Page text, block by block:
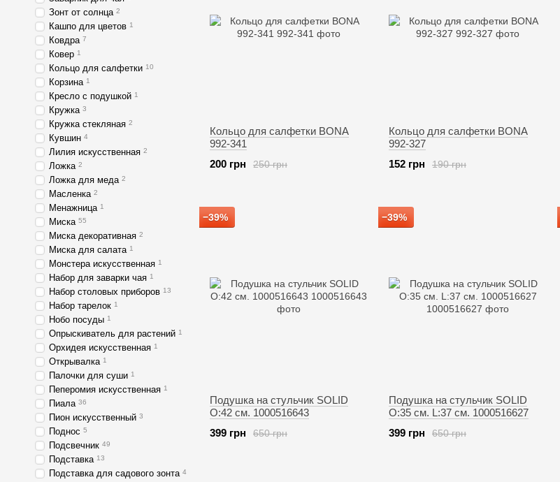
Кольцо для салфетки BONA
992-341
250 грн
200 грн
Кольцо для салфетки BONA
992-327
190 грн
152 грн
−39%
Подушка на стульчик SOLID
O:42 см. 1000516643
650 грн
399 грн
−39%
Подушка на стульчик SOLID
O:35 см. L:37 см. 1000516627
650 грн
399 грн
Зонт от солнца 2
Кашпо для цветов 1
Ковдра 7
Ковер 1
Кольцо для салфетки 10
Корзина 1
Кресло с подушкой 1
Кружка 3
Кружка стекляная 2
Кувшин 4
Лилия искусственная 2
Ложка 2
Ложка для меда 2
Масленка 2
Менажница 1
Миска 55
Миска декоративная 2
Миска для салата 1
Монстера искусственная 1
Набор для заварки чая 1
Набор столовых приборов 13
Набор тарелок 1
Нобо посуды 1
Опрыскиватель для растений 1
Орхидея искусственная 1
Открывалка 1
Палочки для суши 1
Пеперомия искусственная 1
Пиала 36
Пион искусственный 3
Поднос 5
Подсвечник 49
Подставка 13
Подставка для садового зонта 4